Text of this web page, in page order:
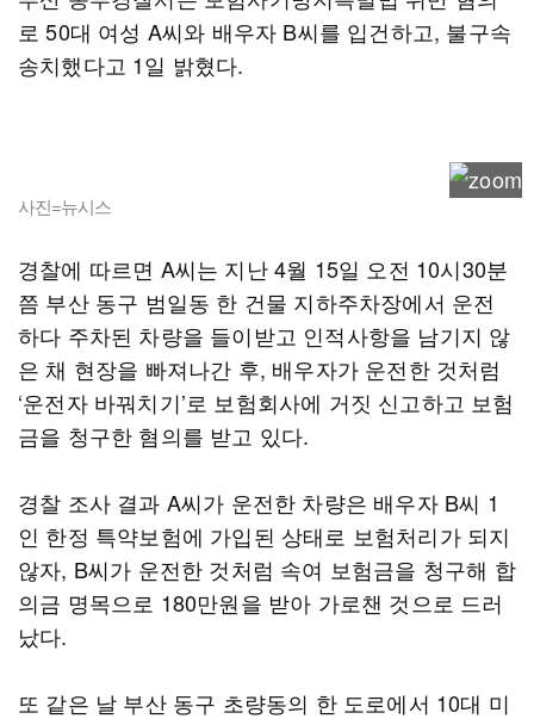
로 50대 여성 A씨와 배우자 B씨를 입건하고, 불구속
송치했다고 1일 밝혔다.
사진=뉴시스
경찰에 따르면 A씨는 지난 4월 15일 오전 10시30분
쯤 부산 동구 범일동 한 건물 지하주차장에서 운전
하다 주차된 차량을 들이받고 인적사항을 남기지 않
은 채 현장을 빠져나간 후, 배우자가 운전한 것처럼
‘운전자 바꿔치기’로 보험회사에 거짓 신고하고 보험
금을 청구한 혐의를 받고 있다.
경찰 조사 결과 A씨가 운전한 차량은 배우자 B씨 1
인 한정 특약보험에 가입된 상태로 보험처리가 되지
않자, B씨가 운전한 것처럼 속여 보험금을 청구해 합
의금 명목으로 180만원을 받아 가로챈 것으로 드러
났다.
또 같은 날 부산 동구 초량동의 한 도로에서 10대 미